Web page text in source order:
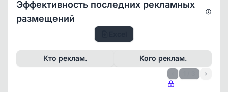
Эффективность последних рекламных
размещений
Кто реклам. Кого реклам.
›